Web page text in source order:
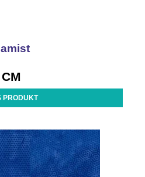
PRODUKT